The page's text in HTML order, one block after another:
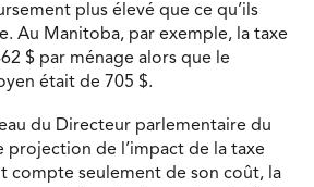
plus élevé que ce qu’ils
Au Manitoba, par exemple, la taxe
$ par ménage alors que le
était de 705 $.
du Directeur parlementaire du
de l’impact de la taxe
compte seulement de son coût, la